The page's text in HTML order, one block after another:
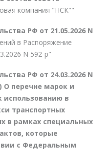
компания "НСК""
РФ от 21.05.2026 N
в Распоряжение
N 592-р"
РФ от 24.03.2026 N
О перечне марок и
в
транспортных
в рамках специальных
которые
с Федеральным